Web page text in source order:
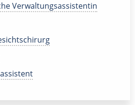
Verwaltungsassistentin